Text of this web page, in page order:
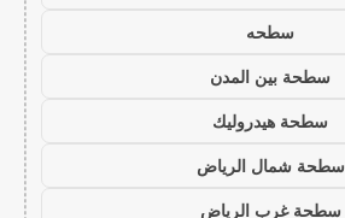
سطحه
سطحة بين المدن
سطحة هيدروليك
سطحة شمال الرياض
سطحة غرب الرياض